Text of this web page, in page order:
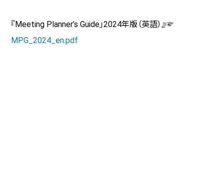
『Meeting Planner’s Guide」2024年版（英語）』☞
MPG_2024_en.pdf